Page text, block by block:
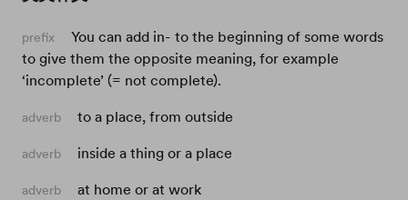
prefix
You can add in- to the beginning of some words
to give them the opposite meaning, for example
‘incomplete’ (= not complete).
adverb to a place, from outside
adverb inside a thing or a place
adverb at home or at work